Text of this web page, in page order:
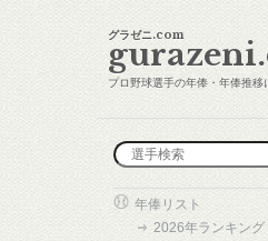
グラゼニ.com
プロ野球選手の年俸・年俸推移
年俸リスト
2026年ランキング